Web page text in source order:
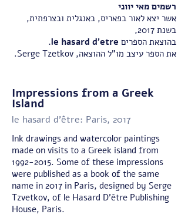
רשמים מאי יווני
אשר יצא לאור בפאריס, באנגלית ובצרפתית,
בשנת 2017,
בהוצאת הספרים le hasard d'etre.
את הספר עיצב מו"ל ההוצאה, Serge Tzetkov.
Impressions from a Greek
Island
le hasard d’être: Paris, 2017
Ink drawings and watercolor paintings
made on visits to a Greek island from
1992-2015. Some of these impressions
were published as a book of the same
name in 2017 in Paris, designed by Serge
Tzvetkov, of le Hasard D’être Publishing
House, Paris.